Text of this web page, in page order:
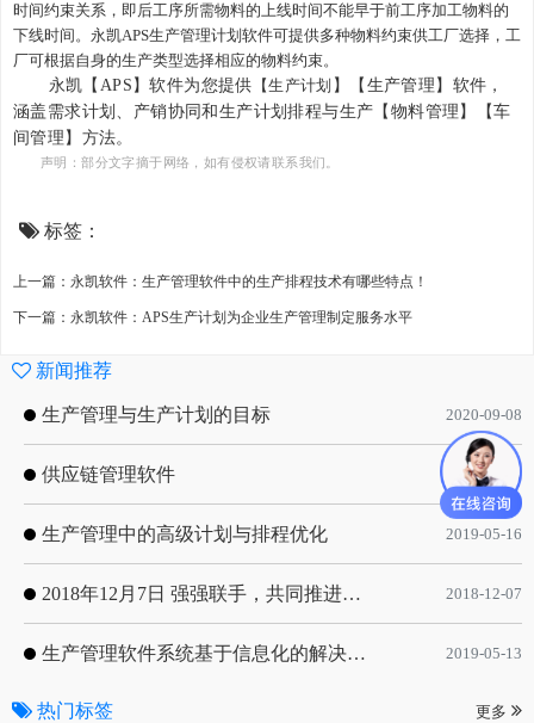
时间约束关系，即后工序所需物料的上线时间不能早于前工序加工物料的
下线时间。永凯APS生产管理计划软件可提供多种物料约束供工厂选择，工
厂可根据自身的生产类型选择相应的物料约束。
永凯【 APS】软件为您提供 【生产计划 】【生产管理】软件，
涵盖需求计划、产销协同和生产计划排程与生产【物料管理】【车
间管理】方法。
声明：部分文字摘于网络，如有侵权请联系我们。
标签：
上一篇：永凯软件：生产管理软件中的生产排程技术有哪些特点！
下一篇：永凯软件：APS生产计划为企业生产管理制定服务水平
新闻推荐
生产管理与生产计划的目标 2020-09-08
供应链管理软件 2020-01-19
生产管理中的高级计划与排程优化 2019-05-16
2018年12月7日 强强联手，共同推进电子器件领域APS应用典范 风华高科生产自动化工业互联网应用项目-APS项目启动会 2018-12-07
生产管理软件系统基于信息化的解决方案 2019-05-13
热门标签 更多